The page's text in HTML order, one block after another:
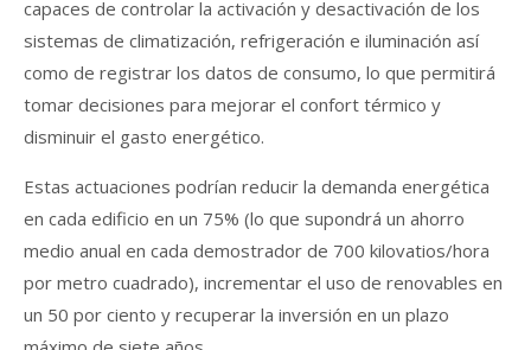
capaces de controlar la activación y desactivación de los
sistemas de climatización, refrigeración e iluminación así
como de registrar los datos de consumo, lo que permitirá
tomar decisiones para mejorar el confort térmico y
disminuir el gasto energético.
Estas actuaciones podrían reducir la demanda energética
en cada edificio en un 75% (lo que supondrá un ahorro
medio anual en cada demostrador de 700 kilovatios/hora
por metro cuadrado), incrementar el uso de renovables en
un 50 por ciento y recuperar la inversión en un plazo